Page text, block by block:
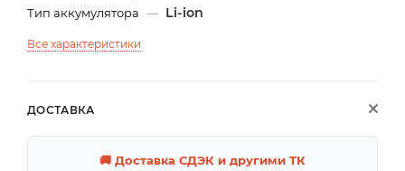
Тип аккумулятора — Li-ion
Все характеристики
ДОСТАВКА
🚚 Доставка СДЭК и другими ТК